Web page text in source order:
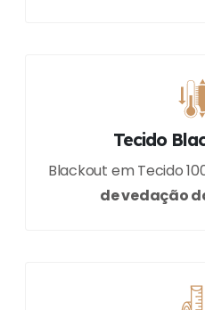
Tecido
Blackout em Tecido
de vedação